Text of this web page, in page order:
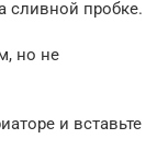
сливной пробке.
но не
и вставьте